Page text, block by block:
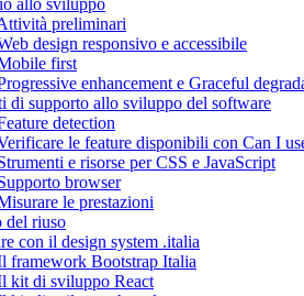
allo sviluppo
preliminari
design responsivo e accessibile
first
enhancement e Graceful
di supporto allo sviluppo del software
detection
le feature disponibili con Can I
e risorse per CSS e JavaScript
browser
le prestazioni
del riuso
con il design system .italia
framework Bootstrap Italia
kit di sviluppo React